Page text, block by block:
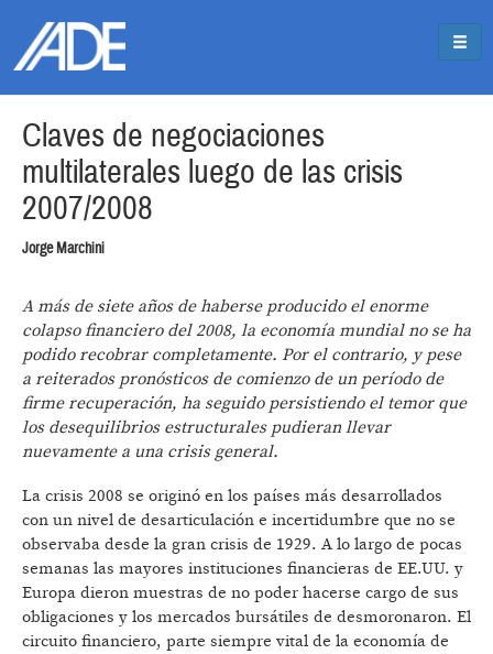
Claves de negociaciones
multilaterales luego de las crisis
2007/2008
Jorge Marchini
A más de siete años de haberse producido el enorme
colapso financiero del 2008, la economía mundial no se ha
podido recobrar completamente. Por el contrario, y pese
a reiterados pronósticos de comienzo de un período de
firme recuperación, ha seguido persistiendo el temor que
los desequilibrios estructurales pudieran llevar
nuevamente a una crisis general.
La crisis 2008 se originó en los países más desarrollados
con un nivel de desarticulación e incertidumbre que no se
observaba desde la gran crisis de 1929. A lo largo de pocas
semanas las mayores instituciones financieras de EE.UU. y
Europa dieron muestras de no poder hacerse cargo de sus
obligaciones y los mercados bursátiles de desmoronaron. El
circuito financiero, parte siempre vital de la economía de